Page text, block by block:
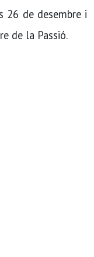
26 de desembre i
de la Passió.